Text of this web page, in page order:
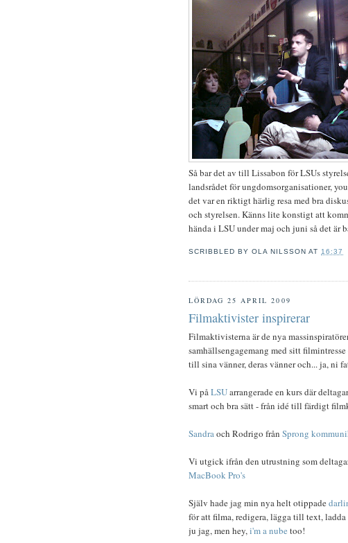
Så bar det av till Lissabon för LSUs
landsrådet för ungdomsorganisationer,
det var en riktigt härlig resa med bra
och styrelsen. Känns lite konstigt att
hända i LSU under maj och juni så det är
SCRIBBLED BYOLA NILSSON AT16:37
LÖRDAG 25 APRIL 2009
Filmaktivister inspirerar
Filmaktivisterna är de nya
samhällsengagemang med sitt
till sina vänner, deras vänner och... ja, ni
Vi påLSUarrangerade en kurs där
smart och bra sätt - från idé till färdigt
Sandraoch Rodrigo från Sprong
Vi utgick ifrån den utrustning som
MacBook Pro's
Själv hade jag min nya helt otippade
för att filma, redigera, lägga till text,
ju jag, men hey,i'm a nube too!